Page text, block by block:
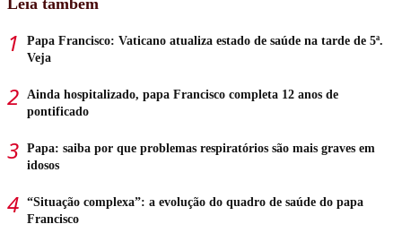
Papa Francisco: Vaticano atualiza estado de saúde na tarde de 5ª.
Veja
Ainda hospitalizado, papa Francisco completa 12 anos de
pontificado
Papa: saiba por que problemas respiratórios são mais graves em
idosos
“Situação complexa”: a evolução do quadro de saúde do papa
Francisco